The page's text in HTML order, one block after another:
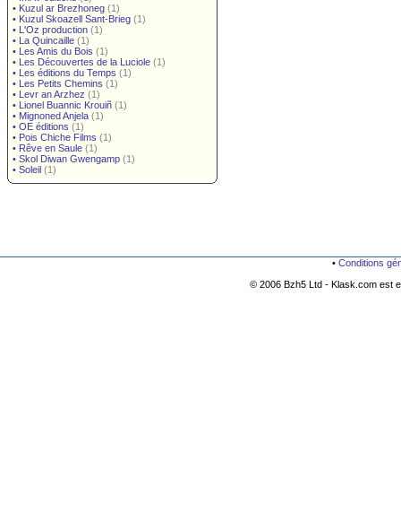
• Kuzul ar Brezhoneg (1)
• Kuzul Skoazell Sant-Brieg (1)
• L'Oz production (1)
• La Quincaille (1)
• Les Amis du Bois (1)
• Les Découvertes de la Luciole (1)
• Les éditions du Temps (1)
• Les Petits Chemins (1)
• Levr an Arzhez (1)
• Lionel Buannic Krouiñ (1)
• Mignoned Anjela (1)
• OE éditions (1)
• Pois Chiche Films (1)
• Rêve en Saule (1)
• Skol Diwan Gwengamp (1)
• Soleil (1)
• Conditions
© 2006 Bzh5 Ltd - Klask.com est